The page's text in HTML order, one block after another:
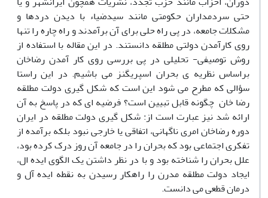
حتی سردمداران حکومتی مانند سیدضیاء با دیدن دردها و
مشکلات جامعه، در پی راه حلی برای آن برآمدند و راه چاره را تنها
روی کارآمدن دولتی مطلقه دانستند. در این مقاله با استفاده از
روش توصیفی- تحلیلی در پی بررسی روی کار آمدن رضاخان
براساس نظریه ی بحران اسپریگنز می باشیم. در این راستا
سؤالی که مطرح می شود این است که شکل گیری دولت مطلقه
رضا خان چگونه قابل تبیین است؟ فرضیه ای که در پاسخ به آن
ارائه شد نیز عبارت است از: شکل گیری دولت مطلقه در ایران
دوره رضاخان امری ناگهانی، اتفاقی یا خارجی نبود بلکه برآمده از
تفکری اجتماعی بود که بحران را در جامعه آن روز درک کرده بود،
علل بحران را شناخته بود و با در نظر داشتن یک الگوی ایده ال،
ایجاد دولت مطلقه مدرن را راهکار رسیدن به نقطه ایده آل و
درمان قطعی می دانست.